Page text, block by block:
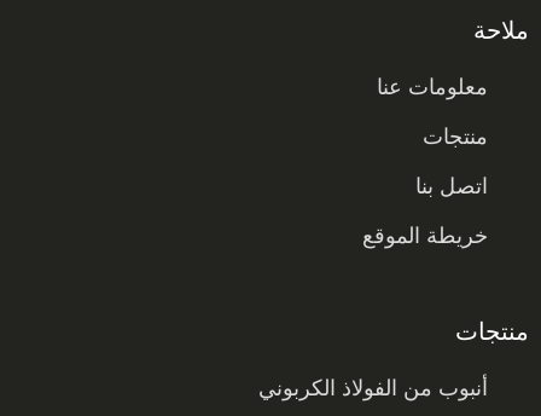
ملاحة
معلومات عنا
منتجات
اتصل بنا
خريطة الموقع
منتجات
أنبوب من الفولاذ الكربوني